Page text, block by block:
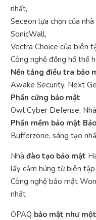
nhất,
Seceon lựa chọn của
SonicWall,
Vectra Choice của biên
Công nghệ đồng hồ thế
Nền tảng điều tra bảo
Awake Security, Next
Phần cứng bảo mật
Owl Cyber ​​Defense,
Phần mềm bảo mật
Bufferzone, sáng tạo
Nhà đào tạo bảo mật
lấy cảm hứng từ biên tập
Công nghệ bảo mật
nhất
OPAQ bảo mật như